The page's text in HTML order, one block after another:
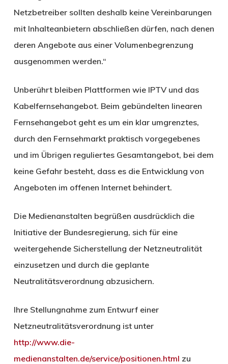
Netzbetreiber sollten deshalb keine Vereinbarungen
mit Inhalteanbietern abschließen dürfen, nach denen
deren Angebote aus einer Volumenbegrenzung
ausgenommen werden.“
Unberührt bleiben Plattformen wie IPTV und das
Kabelfernsehangebot. Beim gebündelten linearen
Fernsehangebot geht es um ein klar umgrenztes,
durch den Fernsehmarkt praktisch vorgegebenes
und im Übrigen reguliertes Gesamtangebot, bei dem
keine Gefahr besteht, dass es die Entwicklung von
Angeboten im offenen Internet behindert.
Die Medienanstalten begrüßen ausdrücklich die
Initiative der Bundesregierung, sich für eine
weitergehende Sicherstellung der Netzneutralität
einzusetzen und durch die geplante
Neutralitätsverordnung abzusichern.
Ihre Stellungnahme zum Entwurf einer
Netzneutralitätsverordnung ist unter
http://www.die-
medienanstalten.de/service/positionen.html zu